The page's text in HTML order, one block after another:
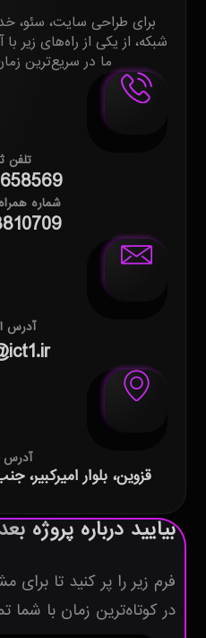
برای طراحی سایت، سئو،
شبکه، از یکی از راه‌های زیر
ما در سریع‌ترین
تلفن
شماره
آدرس
آدرس
قزوین، بلوار امیرکبیر،
بیایید درباره
فرم زیر را پر کنید تا برای
در کوتاه‌ترین زمان با شما